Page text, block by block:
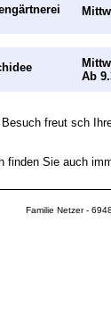
Ab
freut sch
finden Sie auch
Familie Netzer -